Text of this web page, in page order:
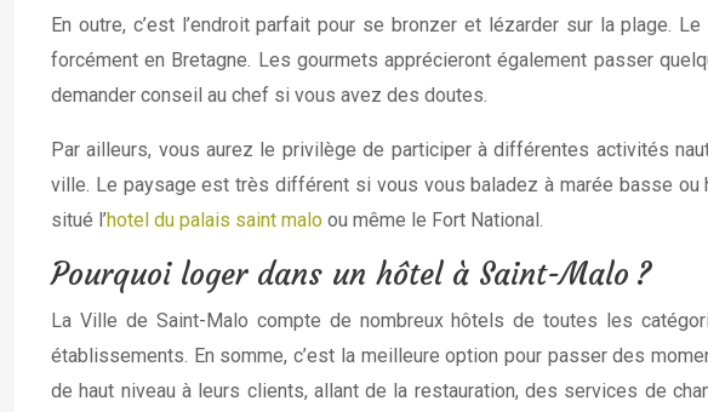
En outre, c’est l’endroit parfait pour se bronzer et lézarder sur la plage.
forcément en Bretagne. Les gourmets apprécieront également passer
demander conseil au chef si vous avez des doutes.
Par ailleurs, vous aurez le privilège de participer à différentes activités
ville. Le paysage est très différent si vous vous baladez à marée basse
situé l’hotel du palais saint malo ou même le Fort National.
Pourquoi loger dans un hôtel à Saint-Malo ?
La Ville de Saint-Malo compte de nombreux hôtels de toutes les
établissements. En somme, c’est la meilleure option pour passer des
de haut niveau à leurs clients, allant de la restauration, des services de